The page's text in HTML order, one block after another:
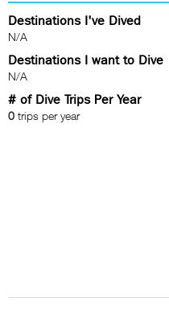
Destinations I've Dived
N/A
Destinations I want to Dive
N/A
# of Dive Trips Per Year
0 trips per year